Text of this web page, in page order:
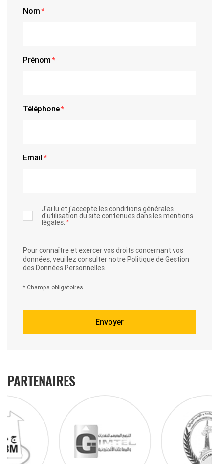
Nom*
Prénom*
Téléphone*
Email*
J'ai lu et j'accepte les conditions générales
d'utilisation du site contenues dans les mentions
légales.*
Pour connaître et exercer vos droits concernant vos
données, veuillez consulter notrePolitique de Gestion
des Données Personnelles.
* Champs obligatoires
PARTENAIRES